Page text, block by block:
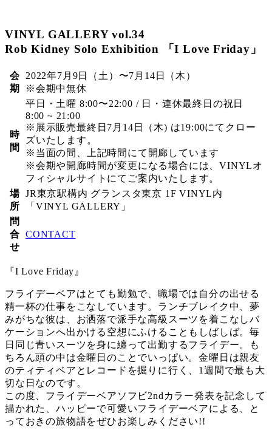
VINYL GALLERY vol.34
Rob Kidney Solo Exhibition 「I Love Friday」
会
期
2022年7月9日（土）〜7月14日（木）
※会期中無休
時
間
平日・土曜 8:00〜22:00 / 日・連休最終日の祝日
8:00 ~ 21:00
※展示販売最終日7月14日（木) は19:00にてクロー
ズいたします。
※当面の間、上記時間にて開廊しています
※会期や開廊時間が変更になる場合には、VINYLオ
フィシャルサイトにてご案内いたします。
場
所
JR東京駅構内 グランスタ東京 1F VINYL内
「VINYL GALLERY」
問
合
せ
CONTACT
『I Love Friday』
フライデーベアはとても勤勉で、職場では自分の出せる
精一杯の仕事をこなしています。ランチブレイク中、夢
みがちな彼は、お洒落で派手な高級スーツを着こなしバ
ケーションへ出かける空想にふけることもしばしば。毎
日同じ青いスーツを身に纏って出勤するフライデー。も
ちろん頭の中は金曜日のことでいっぱい。金曜日は親友
のティティベアとレコードを掘りに行く、1週間で最も大
切な日なのです。
この度、フライデーベアソフビ2ndカラー発表を記念して
描かれた、ハッピーで可愛いフライデーベアによる、と
っておきの旅物語をぜひお楽しみください!!